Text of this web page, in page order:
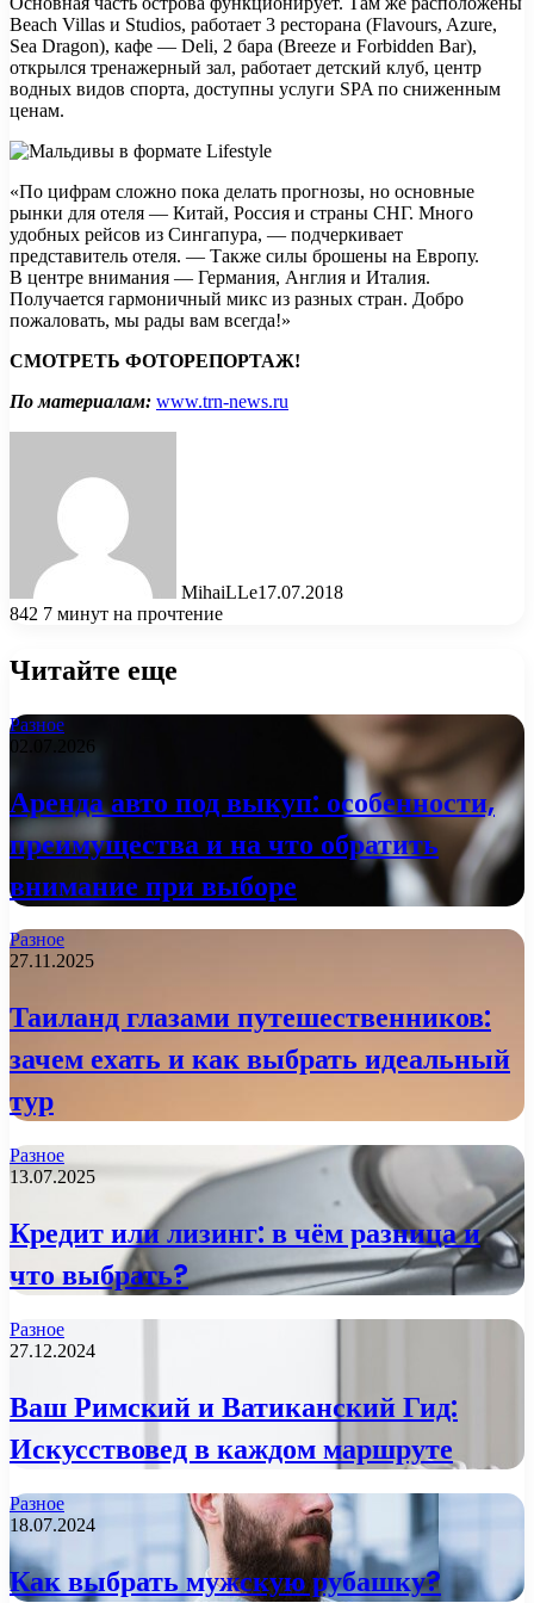
Beach Villas и Studios, работает 3 ресторана (Flavours, Azure,
Sea Dragon), кафе — Deli, 2 бара (Breeze и Forbidden Bar),
открылся тренажерный зал, работает детский клуб, центр
водных видов спорта, доступны услуги SPA по сниженным
ценам.
«По цифрам сложно пока делать прогнозы, но основные
рынки для отеля — Китай, Россия и страны СНГ. Много
удобных рейсов из Сингапура, — подчеркивает
представитель отеля. — Также силы брошены на Европу.
В центре внимания — Германия, Англия и Италия.
Получается гармоничный микс из разных стран. Добро
пожаловать, мы рады вам всегда!»
СМОТРЕТЬ ФОТОРЕПОРТАЖ!
По материалам: www.trn-news.ru
MihaiLLe17.07.2018
842 7 минут на прочтение
Читайте еще
Разное
02.07.2026
Аренда авто под выкуп: особенности,
преимущества и на что обратить
внимание при выборе
Разное
27.11.2025
Таиланд глазами путешественников:
зачем ехать и как выбрать идеальный
тур
Разное
13.07.2025
Кредит или лизинг: в чём разница и
что выбрать?
Разное
27.12.2024
Ваш Римский и Ватиканский Гид:
Искусствовед в каждом маршруте
Разное
18.07.2024
Как выбрать мужскую рубашку?